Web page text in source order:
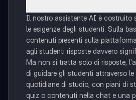
Il nostro assistente AI è costruito
le esigenze degli studenti. Sulla
contenuti presenti sulla
agli studenti risposte davvero
Ma non si tratta solo di risposte,
di guidare gli studenti attraverso le
quotidiane di studio, con piani di
quiz o contenuti nella chat e una